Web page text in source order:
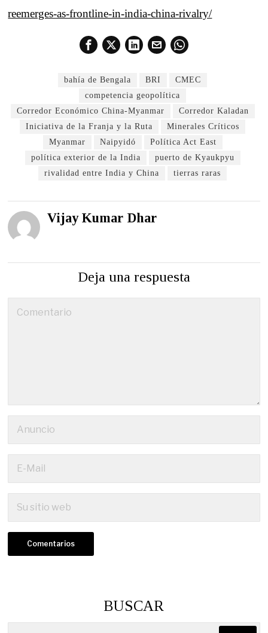
reemerges-as-frontline-in-india-china-rivalry/
bahía de Bengala BRI
CMEC
competencia geopolítica
Corredor Económico China-Myanmar
Corredor Kaladan
Iniciativa de la Franja y la Ruta
Minerales Críticos
Myanmar
Naipyidó
Política Act East
política exterior de la India
puerto de Kyaukpyu
rivalidad entre India y China
tierras raras
Vijay Kumar Dhar
Deja una respuesta
BUSCAR